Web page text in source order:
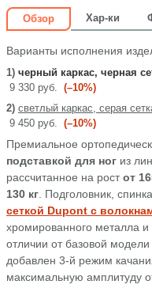
Обзор Хар-ки
Варианты исполнения
1) черный каркас, черная
9 330 руб. (–10%)
2) светлый каркас, серая
9 450 руб. (–10%)
Премиальное
подставкой для ног из
рассчитанное на ростот
130 кг . Подголовник,
сеткой Dupont с
хромированного металла
отличии от базовой
добавлен 3-й режим
максимальную амплитуду